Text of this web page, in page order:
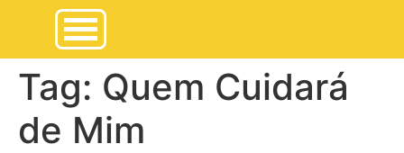
Tag: Quem Cuidará
de Mim